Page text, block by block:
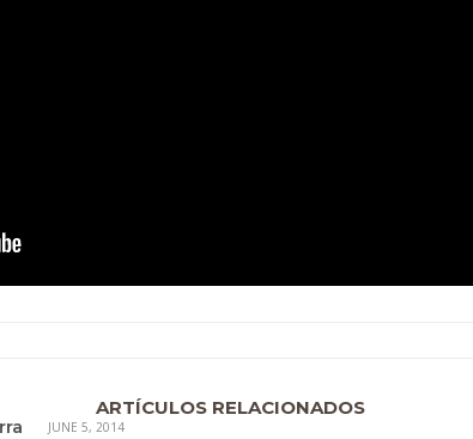
JUNE 5, 2014
ARTÍCULOS RELACIONADOS